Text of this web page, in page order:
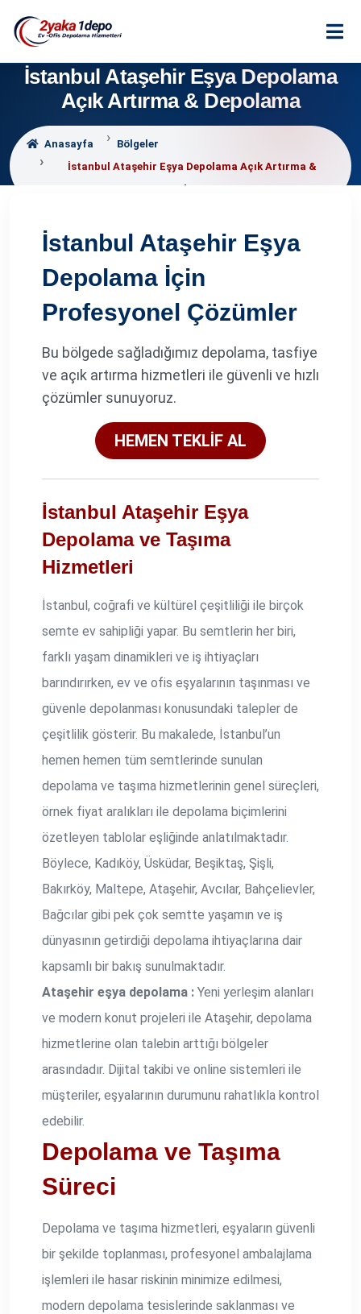
İstanbul Ataşehir Eşya Depolama
Açık Artırma & Depolama
Anasayfa
Bölgeler
İstanbul Ataşehir Eşya Depolama Açık Artırma &
Depolama
İstanbul Ataşehir Eşya
Depolama İçin
Profesyonel Çözümler
Bu bölgede sağladığımız depolama, tasfiye
ve açık artırma hizmetleri ile güvenli ve hızlı
çözümler sunuyoruz.
HEMEN TEKLİF AL
İstanbul Ataşehir Eşya
Depolama ve Taşıma
Hizmetleri
İstanbul, coğrafi ve kültürel çeşitliliği ile birçok
semte ev sahipliği yapar. Bu semtlerin her biri,
farklı yaşam dinamikleri ve iş ihtiyaçları
barındırırken, ev ve ofis eşyalarının taşınması ve
güvenle depolanması konusundaki talepler de
çeşitlilik gösterir. Bu makalede, İstanbul’un
hemen hemen tüm semtlerinde sunulan
depolama ve taşıma hizmetlerinin genel süreçleri,
örnek fiyat aralıkları ile depolama biçimlerini
özetleyen tablolar eşliğinde anlatılmaktadır.
Böylece, Kadıköy, Üsküdar, Beşiktaş, Şişli,
Bakırköy, Maltepe, Ataşehir, Avcılar, Bahçelievler,
Bağcılar gibi pek çok semtte yaşamın ve iş
dünyasının getirdiği depolama ihtiyaçlarına dair
kapsamlı bir bakış sunulmaktadır.
Ataşehir eşya depolama : Yeni yerleşim alanları
ve modern konut projeleri ile Ataşehir, depolama
hizmetlerine olan talebin arttığı bölgeler
arasındadır. Dijital takibi ve online sistemleri ile
müşteriler, eşyalarının durumunu rahatlıkla kontrol
edebilir.
Depolama ve Taşıma
Süreci
Depolama ve taşıma hizmetleri, eşyaların güvenli
bir şekilde toplanması, profesyonel ambalajlama
işlemleri ile hasar riskinin minimize edilmesi,
modern depolama tesislerinde saklanması ve